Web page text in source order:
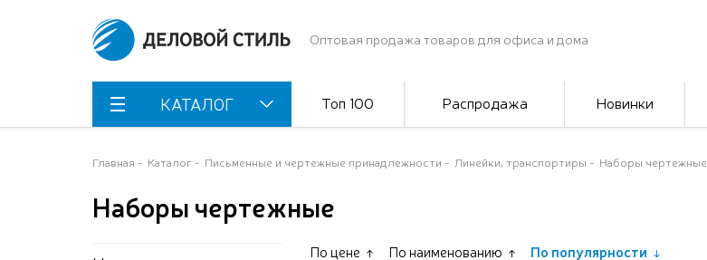
Оптовая продажа товаров для офиса и дома
КАТАЛОГ Топ 100 Распродажа Новинки
Главная Каталог Письменные и чертежные принадлежности Линейки, транспортиры Наборы чертежные
Наборы чертежные
По цене По наименованию По популярности